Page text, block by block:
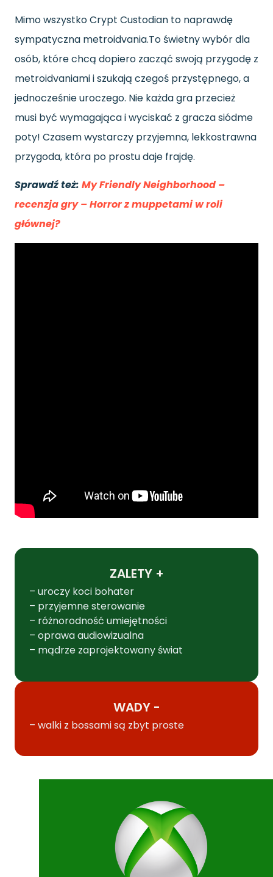
Mimo wszystko Crypt Custodian to naprawdę
sympatyczna metroidvania.To świetny wybór dla
osób, które chcą dopiero zacząć swoją przygodę z
metroidvaniami i szukają czegoś przystępnego, a
jednocześnie uroczego. Nie każda gra przecież
musi być wymagająca i wyciskać z gracza siódme
poty! Czasem wystarczy przyjemna, lekkostrawna
przygoda, która po prostu daje frajdę.
Sprawdź też: My Friendly Neighborhood –
recenzja gry – Horror z muppetami w roli
głównej?
ZALETY +
– uroczy koci bohater
– przyjemne sterowanie
– różnorodność umiejętności
– oprawa audiowizualna
– mądrze zaprojektowany świat
WADY -
– walki z bossami są zbyt proste